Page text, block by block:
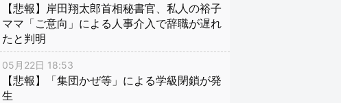
【悲報】岸田翔太郎首相秘書官、私人の裕子
ママ「ご意向」による人事介入で辞職が遅れ
たと判明
05月22日 18:53
【悲報】「集団かぜ等」による学級閉鎖が発
生